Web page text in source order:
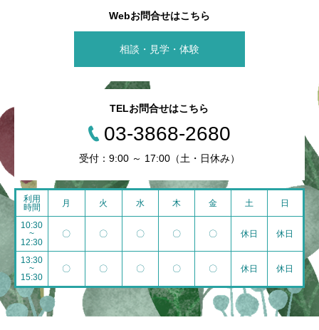
Webお問合せはこちら
相談・見学・体験
TELお問合せはこちら
03-3868-2680
受付：9:00 ～ 17:00（土・日休み）
利用
時間
月 火 水 木 金 土 日
10:30
~
12:30
〇 〇 〇 〇 〇 休日 休日
13:30
~
15:30
〇 〇 〇 〇 〇 休日 休日